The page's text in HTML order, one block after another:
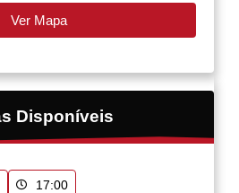
Ver Mapa
Disponíveis
17:00